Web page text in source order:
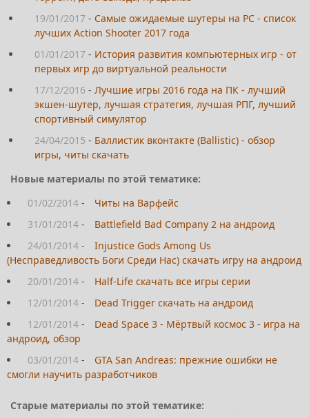
19/01/2017 - Самые ожидаемые шутеры на PC - список
лучших Action Shooter 2017 года
01/01/2017 - История развития компьютерных игр - от
первых игр до виртуальной реальности
17/12/2016 - Лучшие игры 2016 года на ПК - лучший
экшен-шутер, лучшая стратегия, лучшая РПГ, лучший
спортивный симулятор
24/04/2015 - Баллистик вконтакте (Ballistic) - обзор
игры, читы скачать
Новые материалы по этой тематике:
01/02/2014 -
Читы на Варфейс
31/01/2014 -
Battlefield Bad Company 2 на андроид
24/01/2014 -
Injustice Gods Among Us
(Несправедливость Боги Среди Нас) скачать игру на андроид
20/01/2014 -
Half-Life скачать все игры серии
12/01/2014 -
Dead Trigger скачать на андроид
12/01/2014 -
Dead Space 3 - Мёртвый космос 3 - игра на
андроид, обзор
03/01/2014 -
GTA San Andreas: прежние ошибки не
смогли научить разработчиков
Старые материалы по этой тематике: